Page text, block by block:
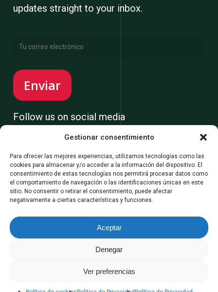
Gestionar consentimiento
Para ofrecer las mejores experiencias, utilizamos tecnologías como las
cookies para almacenar y/o acceder a la información del dispositivo. El
consentimiento de estas tecnologías nos permitirá procesar datos como
el comportamiento de navegación o las identificaciones únicas en este
sitio. No consentir o retirar el consentimiento, puede afectar
negativamente a ciertas características y funciones.
Aceptar
Denegar
Ver preferencias
updates straight to your inbox.
Follow us on social media
| Designed and developed by